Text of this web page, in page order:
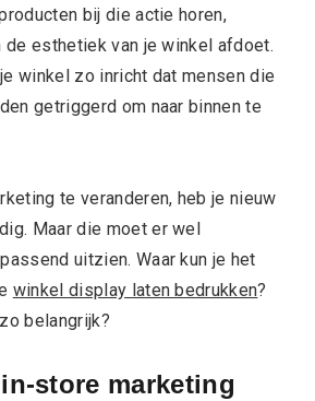
bij die actie horen,
de esthetiek van je winkel afdoet.
winkel zo inricht dat mensen die
getriggerd om naar binnen te
te veranderen, heb je nieuw
Maar die moet er wel
uitzien. Waar kun je het
winkel display laten bedrukken?
belangrijk?
store marketing